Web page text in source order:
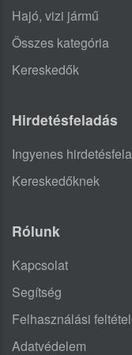
Hajó, vizi jármű
Összes kategória
Kereskedők
Hirdetésfeladás
Ingyenes
Kereskedőknek
Rólunk
Kapcsolat
Segítség
Felhasználási
Adatvédelem